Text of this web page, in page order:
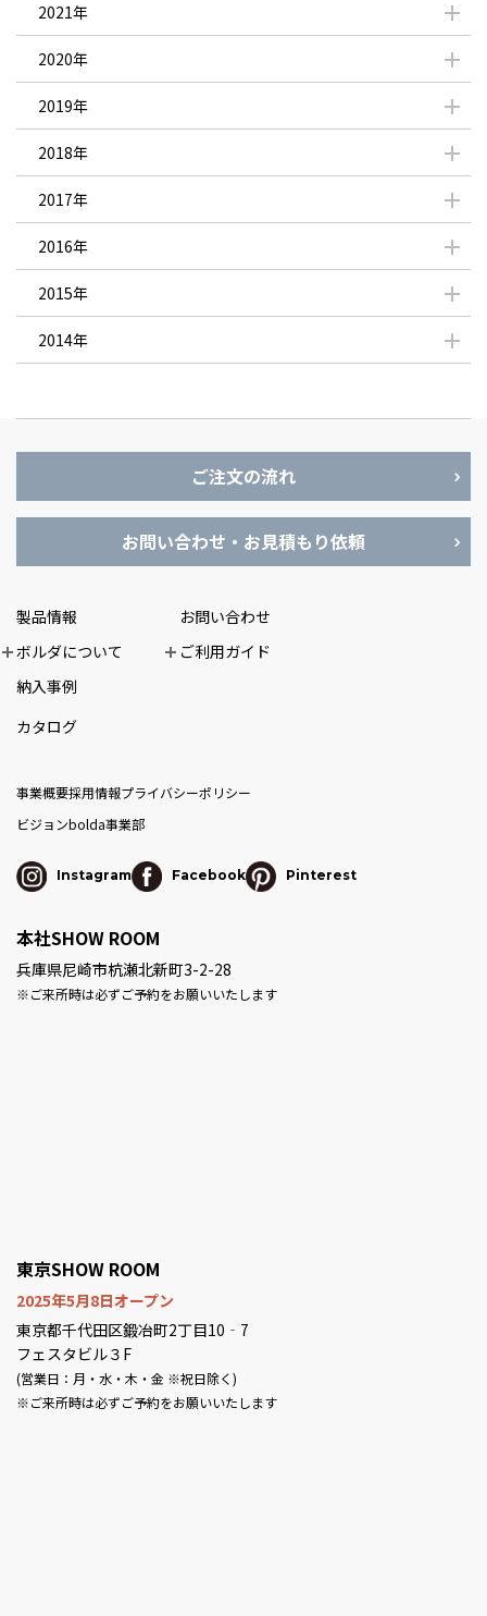
2021年
2020年
2019年
2018年
2017年
2016年
2015年
2014年
ご注文の流れ
お問い合わせ・お見積もり依頼
製品情報
ボルダについて
納入事例
カタログ
お問い合わせ
ご利用ガイド
事業概要採用情報プライバシーポリシー
ビジョンbolda事業部
Instagram Facebook Pinterest
本社SHOW ROOM
兵庫県尼崎市杭瀬北新町3-2-28
※ご来所時は必ずご予約をお願いいたします
東京SHOW ROOM
2025年5月8日オープン
東京都千代田区鍛冶町2丁目10‐7
フェスタビル３F
(営業日：月・水・木・金 ※祝日除く)
※ご来所時は必ずご予約をお願いいたします